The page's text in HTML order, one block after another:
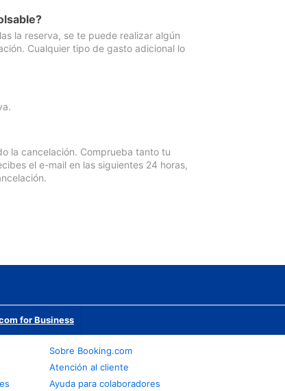
la reserva, se te puede realizar algún
Cualquier tipo de gasto adicional lo
la cancelación. Comprueba tanto tu
el e-mail en las siguientes 24 horas,
for Business
Sobre Booking.com
Atención al cliente
Ayuda para colaboradores